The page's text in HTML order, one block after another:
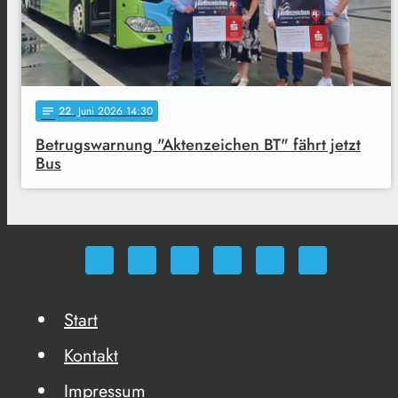
notes 22. Juni 2026 14:30
Betrugswarnung "Aktenzeichen BT" fährt jetzt
Bus
Start
Kontakt
Impressum